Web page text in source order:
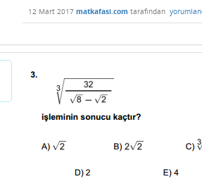
12 Mart 2017 matkafasi.com tarafından